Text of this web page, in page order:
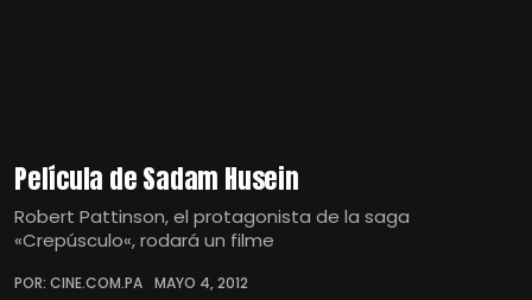
Película de Sadam Husein
Robert Pattinson, el protagonista de la saga
«Crepúsculo«, rodará un filme
POR: CINE.COM.PA MAYO 4, 2012